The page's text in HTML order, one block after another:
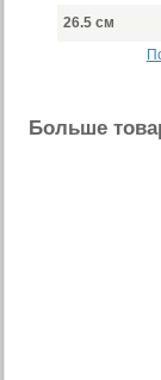
26.5 см
Больше